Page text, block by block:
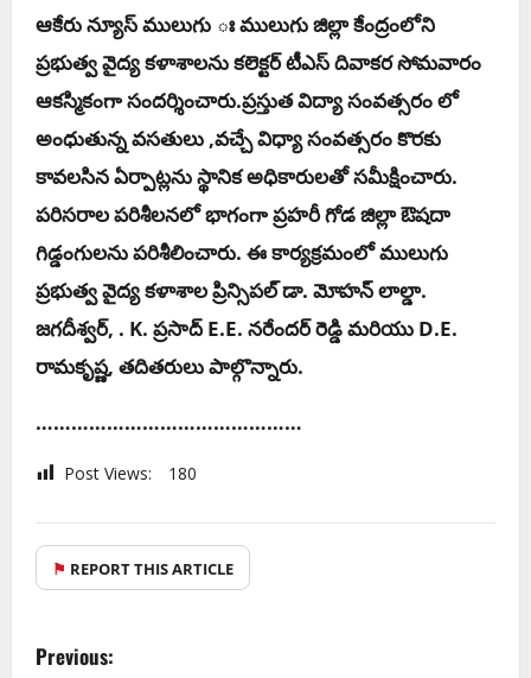
ఆకేరు న్యూస్ ములుగు ః ములుగు జిల్లా కేంద్రంలోని
ప్రభుత్వ వైద్య కళాశాలను కలెక్టర్ టీఎస్ దివాకర సోమవారం
ఆకస్మికంగా సందర్శించారు.ప్రస్తుత విద్యా సంవత్సరం లో
అంధుతున్న వసతులు ,వచ్చే విధ్యా సంవత్సరం కొరకు
కావలసిన ఏర్పాట్లను స్థానిక అధికారులతో సమీక్షించారు.
పరిసరాల పరిశీలనలో భాగంగా ప్రహరీ గోడ జిల్లా ఔషదా
గిడ్డంగులను పరిశీలించారు. ఈ కార్యక్రమంలో ములుగు
ప్రభుత్వ వైద్య కళాశాల ప్రిన్సిపల్ డా. మోహన్ లాల్డా.
జగదీశ్వర్, . K. ప్రసాద్ E.E. నరేందర్ రెడ్డి మరియు D.E.
రామకృష్ణ, తదితరులు పాల్గొన్నారు.
………………………………………
Post Views: 180
⚑ REPORT THIS ARTICLE
Previous: